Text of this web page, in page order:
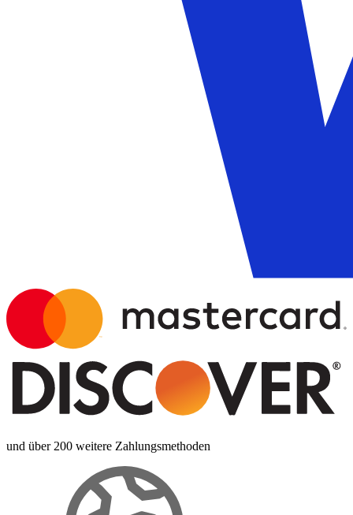
und über 200 weitere Zahlungsmethoden